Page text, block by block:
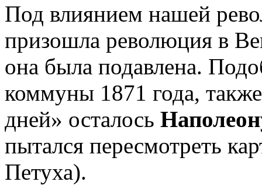
Под влиянием нашей
призошла революция в
она была подавлена.
коммуны 1871 года,
дней» осталось
пытался пересмотреть
Петуха).